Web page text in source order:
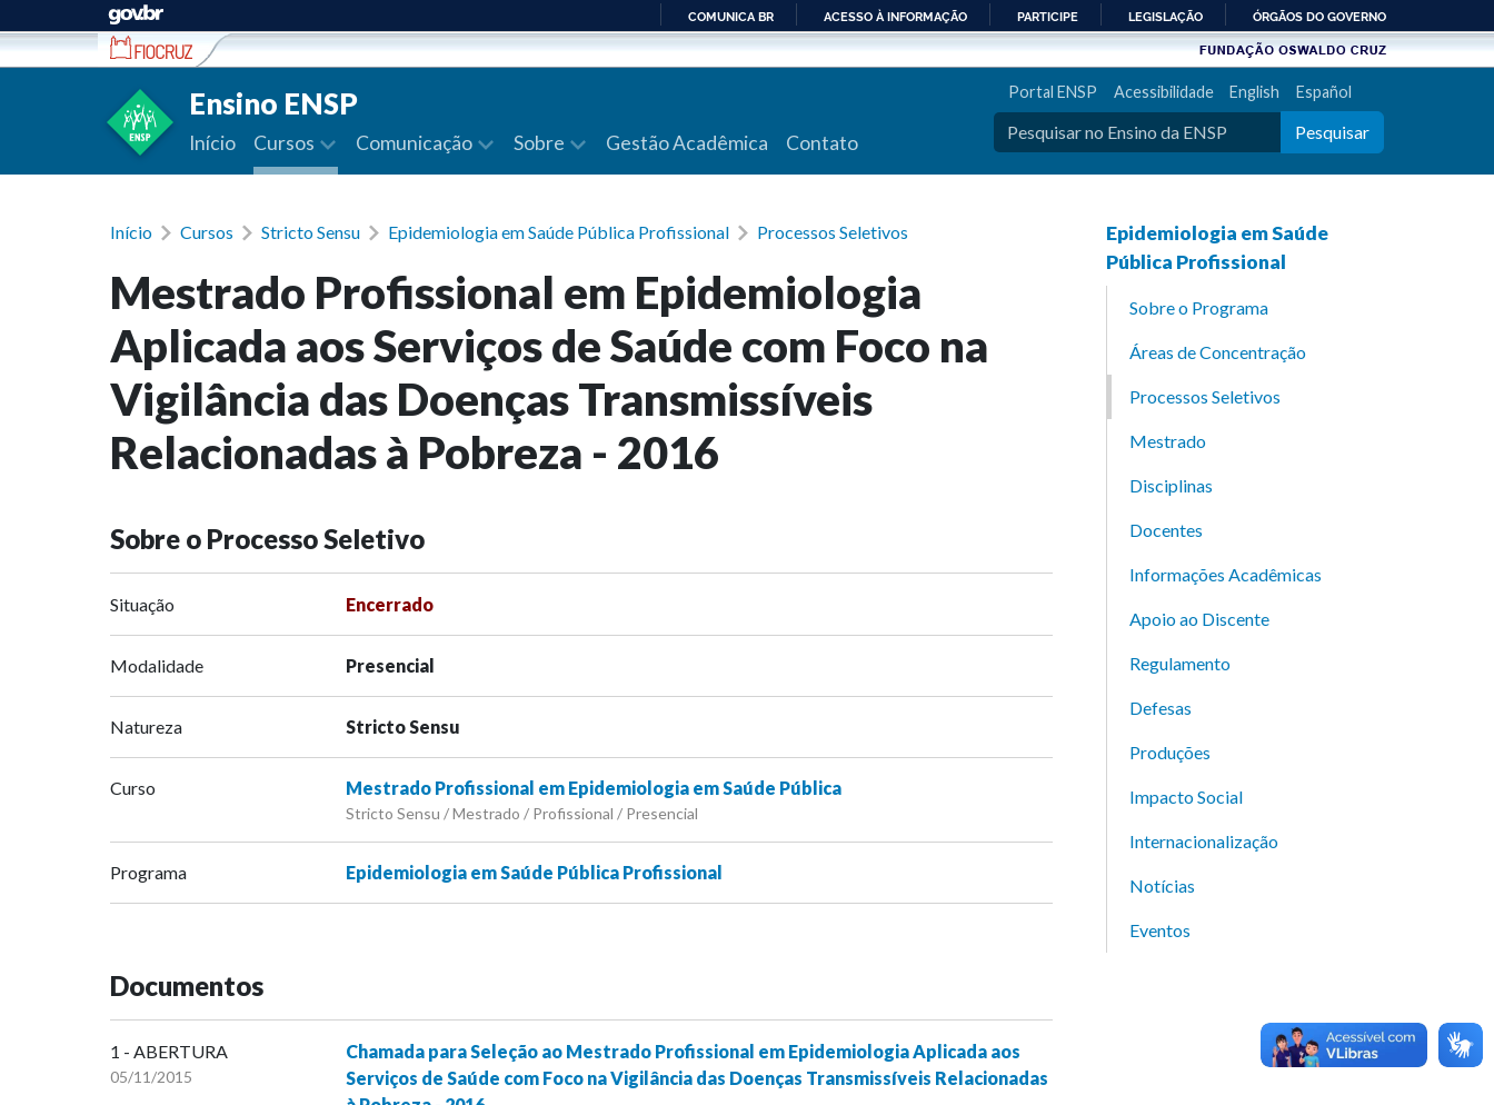
Ir para conteúdo
PARA
COMUNICA BR ACESSO À INFORMAÇÃO PARTICIPE LEGISLAÇÃO ÓRGÃOS DO GOVERNO
Ensino ENSP
Início Cursos Comunicação Sobre Gestão Acadêmica Contato
Portal ENSP Acessibilidade English Español
Pesquisar
Início Cursos Stricto Sensu Epidemiologia em Saúde Pública Profissional Processos Seletivos
Mestrado Profissional em Epidemiologia
Aplicada aos Serviços de Saúde com Foco na
Vigilância das Doenças Transmissíveis
Relacionadas à Pobreza - 2016
Sobre o Processo Seletivo
Situação Encerrado
Modalidade Presencial
Natureza Stricto Sensu
Curso Mestrado Profissional em Epidemiologia em Saúde Pública
Stricto Sensu / Mestrado / Profissional / Presencial
Programa Epidemiologia em Saúde Pública Profissional
Documentos
1 - ABERTURA
05/11/2015
Chamada para Seleção ao Mestrado Profissional em Epidemiologia Aplicada aos
Serviços de Saúde com Foco na Vigilância das Doenças Transmissíveis Relacionadas
Epidemiologia em Saúde
Pública Profissional
Sobre o Programa
Áreas de Concentração
Processos Seletivos
Mestrado
Disciplinas
Docentes
Informações Acadêmicas
Apoio ao Discente
Regulamento
Defesas
Produções
Impacto Social
Internacionalização
Notícias
Eventos